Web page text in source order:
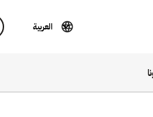
العربية